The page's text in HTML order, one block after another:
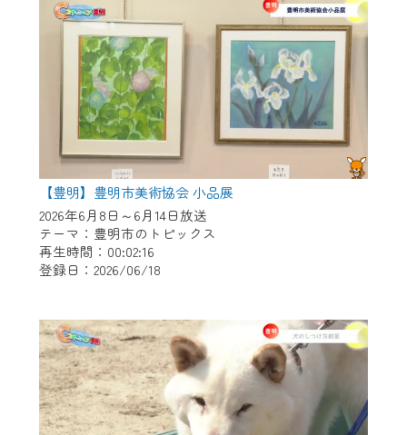
【豊明】豊明市美術協会 小品展
2026年6月8日～6月14日放送
テーマ：豊明市のトピックス
再生時間：00:02:16
登録日：2026/06/18